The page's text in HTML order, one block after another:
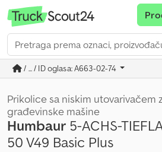
/ ... / ID oglasa: A663-02-74
Prikolice sa niskim utovarivačem
građevinske mašine
Humbaur 5-ACHS-
50 V49 Basic Plus